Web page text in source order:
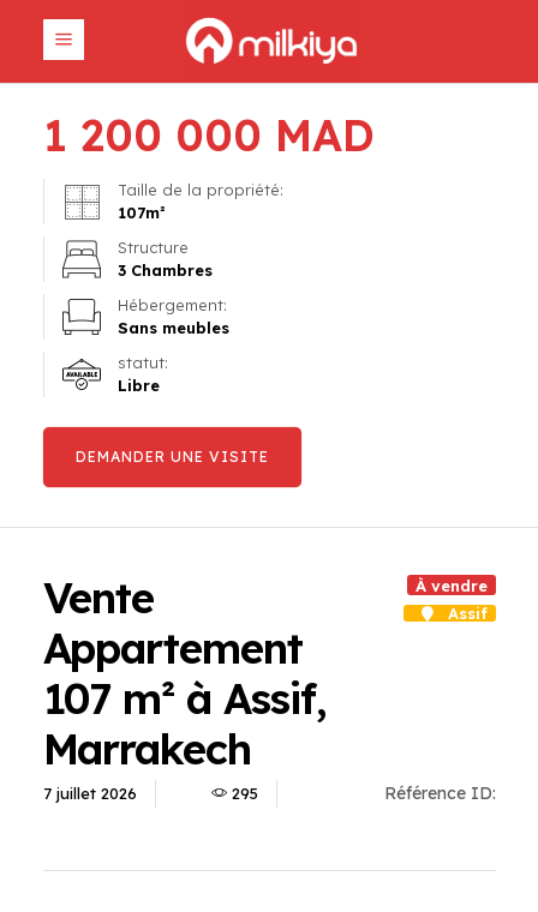
1 200 000 MAD
Taille de la propriété:
107m²
Structure
3 Chambres
Hébergement:
Sans meubles
statut:
Libre
DEMANDER UNE VISITE
Vente
Appartement
107 m² à Assif,
Marrakech
À vendre
Assif
7 juillet 2026 295 Référence ID: